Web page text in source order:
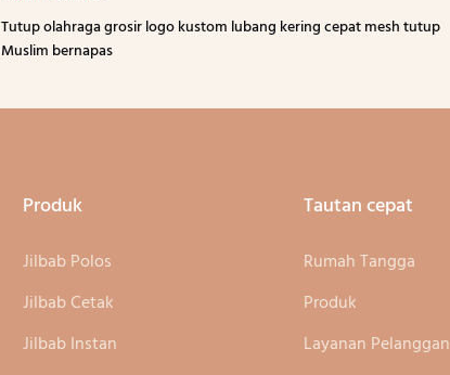
Tutup olahraga grosir logo kustom lubang kering cepat mesh tutup
Muslim bernapas
Produk
Jilbab Polos
Jilbab Cetak
Jilbab Instan
Tautan cepat
Rumah Tangga
Produk
Layanan Pelanggan